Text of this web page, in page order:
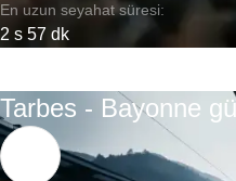
En uzun seyahat süresi:
2 s 57 dk
Tarbes - Bayonne